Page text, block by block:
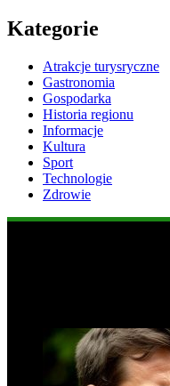
Kategorie
Atrakcje turysryczne
Gastronomia
Gospodarka
Historia regionu
Informacje
Kultura
Sport
Technologie
Zdrowie